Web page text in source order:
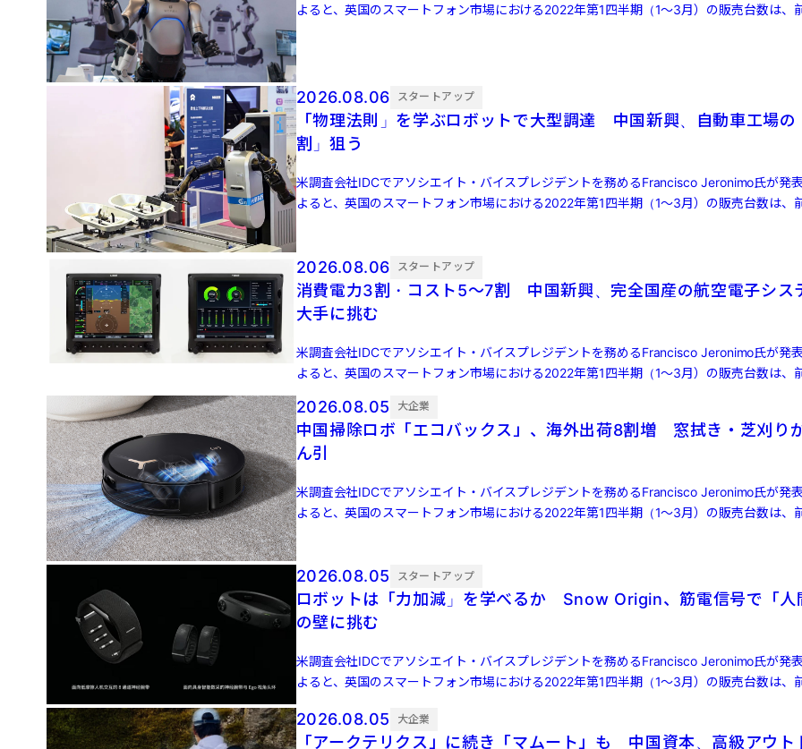
よると、英国のスマートフォン市場における2022年第1四半期（1～3月）の販売台数は、
増 […]
2026.08.06 スタートアップ
「物理法則」を学ぶロボットで大型調達 中国新興、自動車工場の
割」狙う
米調査会社IDCでアソシエイト・バイスプレジデントを務めるFrancisco Jeronimo氏が発
よると、英国のスマートフォン市場における2022年第1四半期（1～3月）の販売台数は、
2026.08.06 スタートアップ
消費電力3割・コスト5〜7割 中国新興、完全国産の航空電子シス
大手に挑む
米調査会社IDCでアソシエイト・バイスプレジデントを務めるFrancisco Jeronimo氏が発
よると、英国のスマートフォン市場における2022年第1四半期（1～3月）の販売台数は、
増 […]
2026.08.05 大企業
中国掃除ロボ「エコバックス」、海外出荷8割増 窓拭き・芝刈り
ん引
米調査会社IDCでアソシエイト・バイスプレジデントを務めるFrancisco Jeronimo氏が発
よると、英国のスマートフォン市場における2022年第1四半期（1～3月）の販売台数は、
増 […]
2026.08.05 スタートアップ
ロボットは「力加減」を学べるか Snow Origin、筋電信号で「人
の壁に挑む
米調査会社IDCでアソシエイト・バイスプレジデントを務めるFrancisco Jeronimo氏が発
よると、英国のスマートフォン市場における2022年第1四半期（1～3月）の販売台数は、
増 […]
2026.08.05 大企業
「アークテリクス」に続き「マムート」も 中国資本、高級アウト